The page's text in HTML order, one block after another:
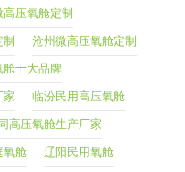
压氧舱定制
沧州微高压氧舱定制
舱十大品牌
家 临汾民用高压氧舱
高压氧舱生产厂家
氧舱 辽阳民用氧舱